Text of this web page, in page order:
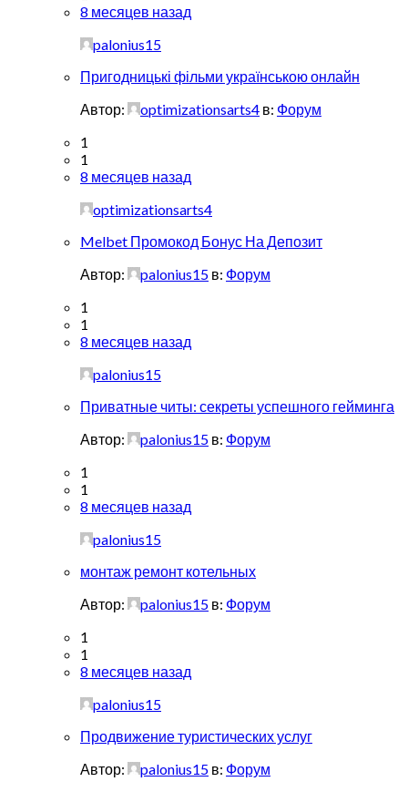
8 месяцев назад
palonius15
Пригодницькі фільми українською онлайн
Автор:
optimizationsarts4 в: Форум
1
1
8 месяцев назад
optimizationsarts4
Melbet Промокод Бонус На Депозит
Автор:
palonius15 в: Форум
1
1
8 месяцев назад
palonius15
Приватные читы: секреты успешного гейминга
Автор:
palonius15 в: Форум
1
1
8 месяцев назад
palonius15
монтаж ремонт котельных
Автор:
palonius15 в: Форум
1
1
8 месяцев назад
palonius15
Продвижение туристических услуг
Автор:
palonius15 в: Форум